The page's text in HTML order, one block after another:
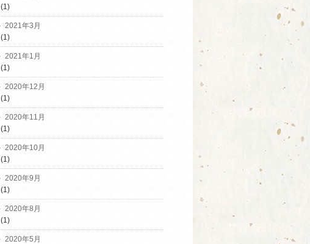
(1)
2021年3月
(1)
2021年1月
(1)
2020年12月
(1)
2020年11月
(1)
2020年10月
(1)
2020年9月
(1)
2020年8月
(1)
2020年5月